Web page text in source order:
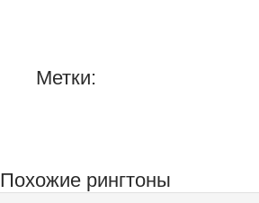
Метки:
Похожие рингтоны